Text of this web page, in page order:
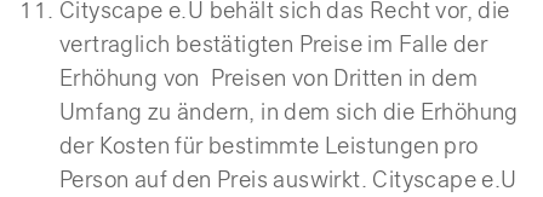
Cityscape e.U behält sich das Recht vor, die
vertraglich bestätigten Preise im Falle der
Erhöhung von Preisen von Dritten in dem
Umfang zu ändern, in dem sich die Erhöhung
der Kosten für bestimmte Leistungen pro
Person auf den Preis auswirkt. Cityscape e.U